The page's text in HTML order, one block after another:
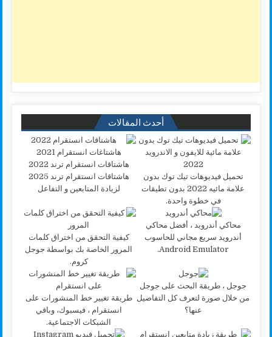
أحدث المقالات
تحميل فيديوهات تيك توك بدون
علامة مائيه 2022 بدون تطيقات
في خطوة واحدة.
هاشتاقات انستقرام ترند 2025
لزيادة المتابعين و التفاعل
محاكي أندرويد ، أفضل محاكي
أندرويد سريع مجاني للحاسوب
Android Emulator.
كيفية التحقق من اختراق كلمات
المرور الخاصة بك بواسطة جوجل
كروم.
جوجل ، طريقة البحث على جوجل
من خلال صورة لتعرف كل التفاصيل
عنها؟
طريقة تغيير خط المنشورات على
انستقرام ، فيسبوك، وباقي
الشبكات الاجتماعية.